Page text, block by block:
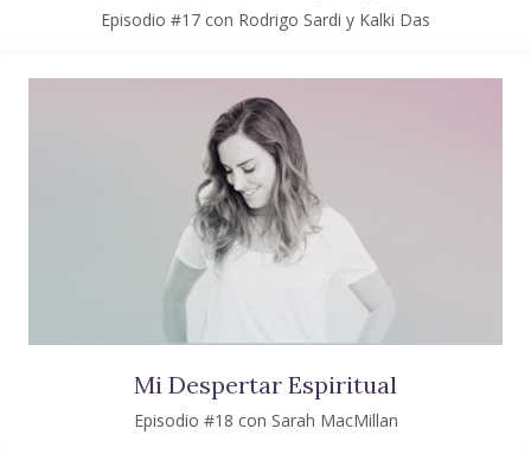
Episodio #17 con Rodrigo Sardi y Kalki Das
Mi Despertar Espiritual
Episodio #18 con Sarah MacMillan